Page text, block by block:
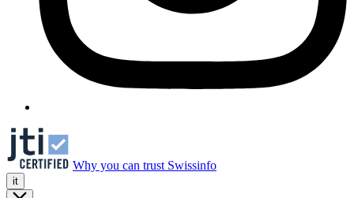
Why you can trust Swissinfo
it